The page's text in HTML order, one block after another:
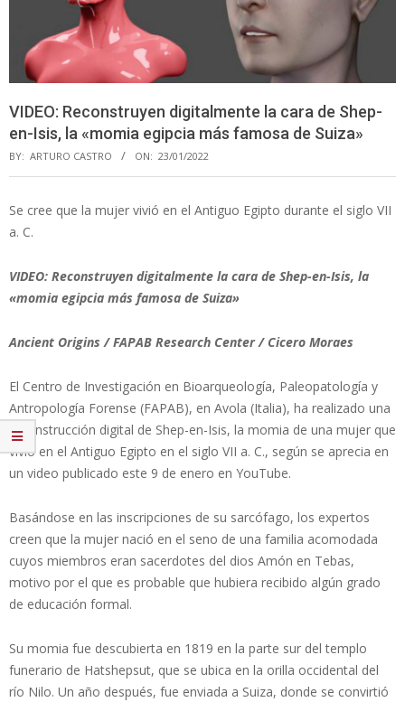
VIDEO: Reconstruyen digitalmente la cara de Shep-
en-Isis, la «momia egipcia más famosa de Suiza»
BY: ARTURO CASTRO ON: 23/01/2022
Se cree que la mujer vivió en el Antiguo Egipto durante el siglo VII
a. C.
VIDEO: Reconstruyen digitalmente la cara de Shep-en-Isis, la
«momia egipcia más famosa de Suiza»
Ancient Origins / FAPAB Research Center / Cicero Moraes
El Centro de Investigación en Bioarqueología, Paleopatología y
Antropología Forense (FAPAB), en Avola (Italia), ha realizado una
reconstrucción digital de Shep-en-Isis, la momia de una mujer que
vivió en el Antiguo Egipto en el siglo VII a. C., según se aprecia en
un video publicado este 9 de enero en YouTube.
Basándose en las inscripciones de su sarcófago, los expertos
creen que la mujer nació en el seno de una familia acomodada
cuyos miembros eran sacerdotes del dios Amón en Tebas,
motivo por el que es probable que hubiera recibido algún grado
de educación formal.
Su momia fue descubierta en 1819 en la parte sur del templo
funerario de Hatshepsut, que se ubica en la orilla occidental del
río Nilo. Un año después, fue enviada a Suiza, donde se convirtió